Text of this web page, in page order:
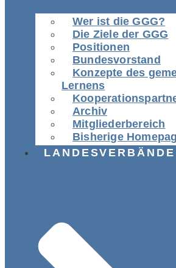
Wer ist die GGG?
Die Ziele der GGG
Positionen
Bundesvorstand
Konzepte des
Lernens
Archiv
Mitgliederbereich
Bisherige
LANDESVERBÄNDE